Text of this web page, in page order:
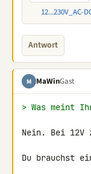
12...230V_AC-
Antwort
M MaWinGast
> Was meint
Nein. Bei 12V
Du brauchst